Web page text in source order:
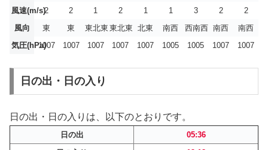
風速(m/s)2 2 1 2 1 1 3 2
2
風向
東 東 東北東 東北東 北東 南西 西南西 南西
南西
気圧(hPa)1007 1007 1007 1007 1007 1005 1005 1007 1007
日の出・日の入り
日の出・日の入りは、以下のとおりです。
日の出
05:36